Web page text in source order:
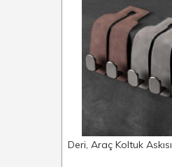
Deri, Araç Koltuk Askısı